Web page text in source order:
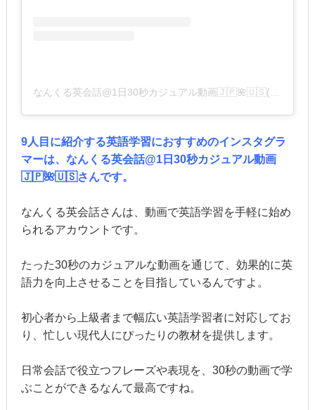
9人目に紹介する英語学習におすすめのインスタグラ
マーは、なんくる英会話@1日30秒カジュアル動画
🇯🇵🌺🇺🇸さんです。
なんくる英会話さんは、動画で英語学習を手軽に始め
られるアカウントです。
たった30秒のカジュアルな動画を通じて、効果的に英
語力を向上させることを目指しているんですよ。
初心者から上級者まで幅広い英語学習者に対応してお
り、忙しい現代人にぴったりの教材を提供します。
日常会話で役立つフレーズや表現を、30秒の動画で学
ぶことができるなんて最高ですね。